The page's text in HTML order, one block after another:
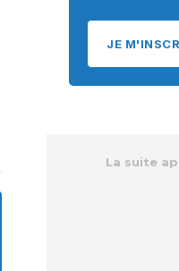
JE